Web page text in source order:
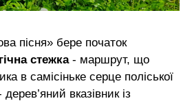
пісня» бере початок
стежка- маршрут, що
в самісіньке серце поліської
вказівник із